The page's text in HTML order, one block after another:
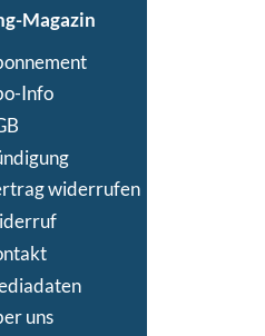
Magazin
Info
widerrufen
uns